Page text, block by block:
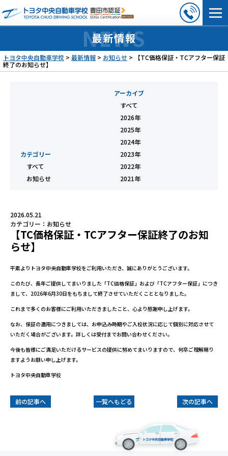
最新情報
トヨタ中央自動車学校 > 最新情報 > お知らせ >
【TC価格保証・TCアフター保証
終了のお知らせ】
カテゴリー
すべて
お知らせ
アーカイブ
すべて
2026年
2025年
2024年
2023年
2022年
2021年
2026.05.21
カテゴリー： お知らせ
【TC価格保証・TCアフター保証終了のお知
らせ】
平素よりトヨタ中央自動車学校をご利用いただき、誠にありがとうございます。
このたび、長年ご提供してまいりました「TC価格保証」および「TCアフター保証」につき
まして、 2026年6月30日をもちまして終了させていただくこととなりました。
これまで多くのお客様にご利用いただきましたこと、心より感謝申し上げます。
なお、保証の適用につきましては、お申込み時期やご入校状況に応じて個別に対応させて
いただく場合がございます。詳しくは受付までお問い合わせください。
今後も皆様にご満足いただけるサービスの提供に努めてまいりますので、何卒ご理解賜り
ますようお願い申し上げます。
トヨタ中央自動車学校
前の記事へ 一覧へもどる 次の記事へ